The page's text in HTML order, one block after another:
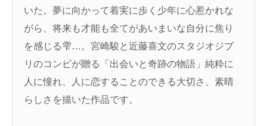
いた。夢に向かって着実に歩く少年に心惹かれな
がら、将来も才能も全てがあいまいな自分に焦り
を感じる雫…。宮崎駿と近藤喜文のスタジオジブ
リのコンビが贈る「出会いと奇跡の物語」純粋に
人に憧れ、人に恋することのできる大切さ、素晴
らしさを描いた作品です。